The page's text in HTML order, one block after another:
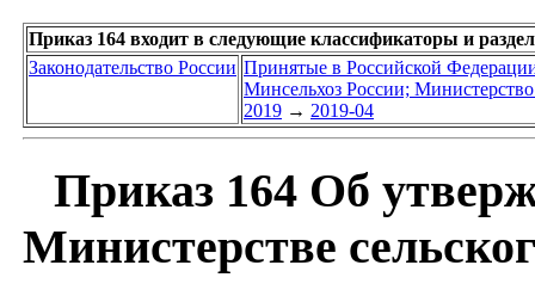
Приказ 164 входит в следующие классификаторы и
Законодательство России Принятые в Российской
Минсельхоз России;
2019 → 2019-04
Приказ 164 Об
Министерстве